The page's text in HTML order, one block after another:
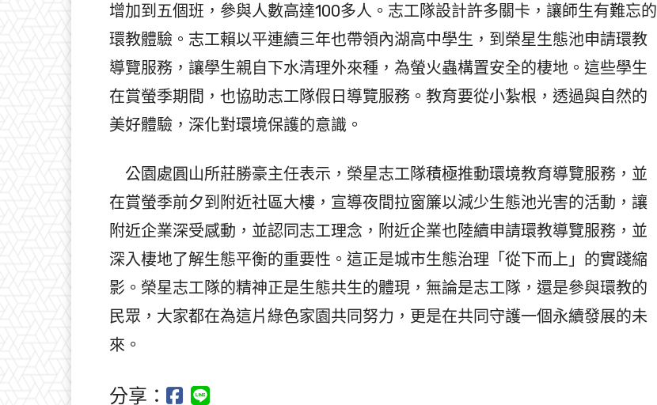
增加到五個班，參與人數高達100多人。志工隊設計許多關卡，讓師生有難忘的
環教體驗。志工賴以平連續三年也帶領內湖高中學生，到榮星生態池申請環教
導覽服務，讓學生親自下水清理外來種，為螢火蟲構置安全的棲地。這些學生
在賞螢季期間，也協助志工隊假日導覽服務。教育要從小紮根，透過與自然的
美好體驗，深化對環境保護的意識。
公園處圓山所莊勝豪主任表示，榮星志工隊積極推動環境教育導覽服務，並
在賞螢季前夕到附近社區大樓，宣導夜間拉窗簾以減少生態池光害的活動，讓
附近企業深受感動，並認同志工理念，附近企業也陸續申請環教導覽服務，並
深入棲地了解生態平衡的重要性。這正是城市生態治理「從下而上」的實踐縮
影。榮星志工隊的精神正是生態共生的體現，無論是志工隊，還是參與環教的
民眾，大家都在為這片綠色家園共同努力，更是在共同守護一個永續發展的未
來。
分享：